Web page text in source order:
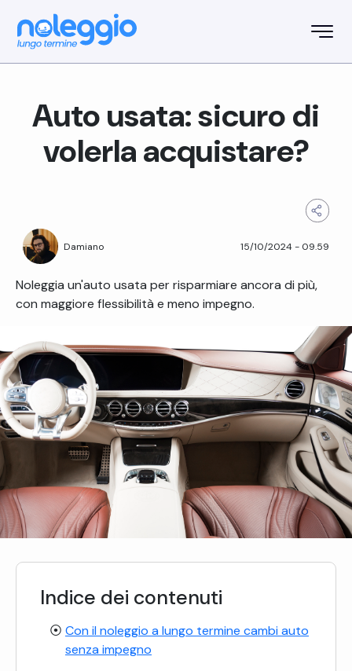
Auto usata: sicuro di
volerla acquistare?
Damiano 15/10/2024- 09.59
Noleggia un'auto usata per risparmiare ancora di più,
con maggiore flessibilità e meno impegno.
Indice dei contenuti
Con il noleggio a lungo termine cambi auto
senza impegno